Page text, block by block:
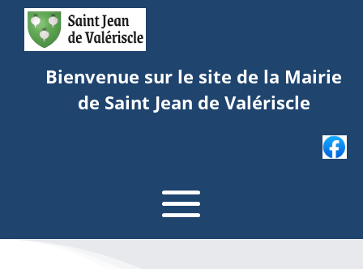
Bienvenue sur le site de la Mairie
de Saint Jean de Valériscle